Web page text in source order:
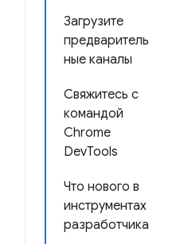
Загрузите
предваритель
ные каналы
Свяжитесь с
командой
Chrome
DevTools
Что нового в
инструментах
разработчика